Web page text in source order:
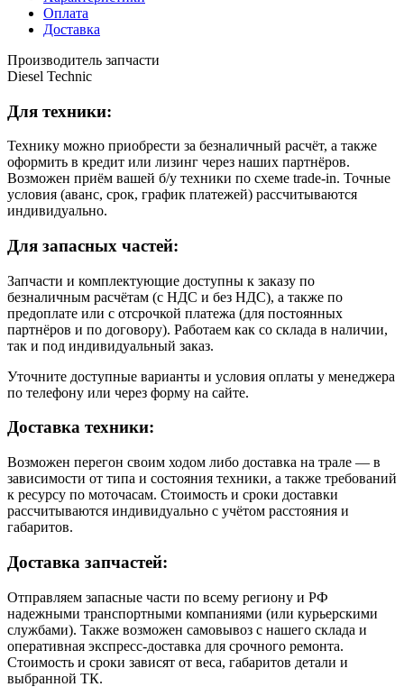
Оплата
Доставка
Производитель запчасти
Diesel Technic
Для техники:
Технику можно приобрести за безналичный расчёт, а также
оформить в кредит или лизинг через наших партнёров.
Возможен приём вашей б/у техники по схеме trade-in. Точные
условия (аванс, срок, график платежей) рассчитываются
индивидуально.
Для запасных частей:
Запчасти и комплектующие доступны к заказу по
безналичным расчётам (с НДС и без НДС), а также по
предоплате или с отсрочкой платежа (для постоянных
партнёров и по договору). Работаем как со склада в наличии,
так и под индивидуальный заказ.
Уточните доступные варианты и условия оплаты у менеджера
по телефону или через форму на сайте.
Доставка техники:
Возможен перегон своим ходом либо доставка на трале — в
зависимости от типа и состояния техники, а также требований
к ресурсу по моточасам. Стоимость и сроки доставки
рассчитываются индивидуально с учётом расстояния и
габаритов.
Доставка запчастей:
Отправляем запасные части по всему региону и РФ
надежными транспортными компаниями (или курьерскими
службами). Также возможен самовывоз с нашего склада и
оперативная экспресс-доставка для срочного ремонта.
Стоимость и сроки зависят от веса, габаритов детали и
выбранной ТК.